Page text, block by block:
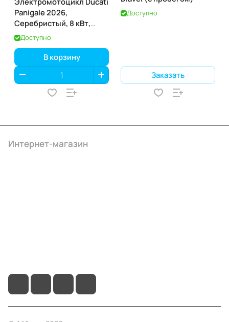
Panigale 2026,
Серебристый, 8 кВт,
аккумулятор 120 А·ч
Доступно
В корзину
Доступно
Заказать
Интернет-магазин